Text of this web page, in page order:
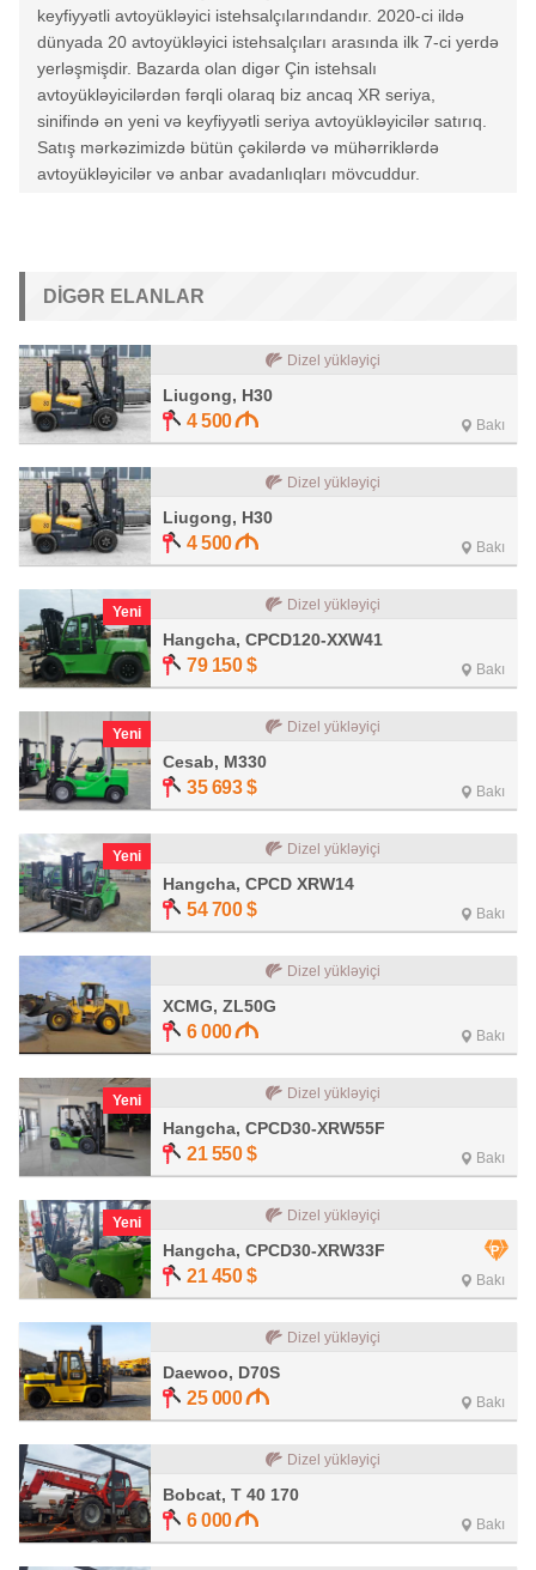
keyfiyyətli avtoyükləyici istehsalçılarındandır. 2020-ci ildə
dünyada 20 avtoyükləyici istehsalçıları arasında ilk 7-ci yerdə
yerləşmişdir. Bazarda olan digər Çin istehsalı
avtoyükləyicilərdən fərqli olaraq biz ancaq XR seriya,
sinifində ən yeni və keyfiyyətli seriya avtoyükləyicilər satırıq.
Satış mərkəzimizdə bütün çəkilərdə və mühərriklərdə
avtoyükləyicilər və anbar avadanlıqları mövcuddur.
DIGƏR ELANLAR
Dizel yükləyiçi
Liugong, H30
4 500 Bakı
Dizel yükləyiçi
Liugong, H30
4 500 Bakı
Yeni Dizel yükləyiçi
Hangcha, CPCD120-XXW41
79 150 $ Bakı
Yeni Dizel yükləyiçi
Cesab, M330
35 693 $ Bakı
Yeni Dizel yükləyiçi
Hangcha, CPCD XRW14
54 700 $ Bakı
Dizel yükləyiçi
XCMG, ZL50G
6 000 Bakı
Yeni Dizel yükləyiçi
Hangcha, CPCD30-XRW55F
21 550 $ Bakı
Yeni Dizel yükləyiçi
Hangcha, CPCD30-XRW33F
21 450 $ Bakı
Dizel yükləyiçi
Daewoo, D70S
25 000 Bakı
Dizel yükləyiçi
Bobcat, T 40 170
6 000 Bakı